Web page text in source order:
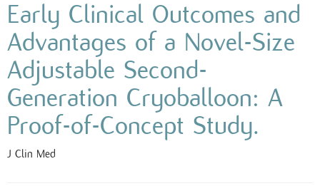
Early Clinical Outcomes and
Advantages of a Novel-Size
Adjustable Second-
Generation Cryoballoon: A
Proof-of-Concept Study.
J Clin Med